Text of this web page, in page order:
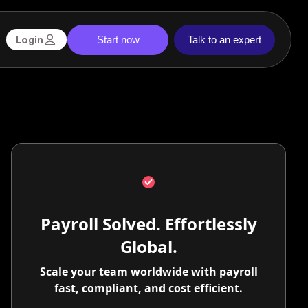
Login Start now Talk to an expert
Payroll Solved. Effortlessly
Global.
Scale your team worldwide with payroll
fast, compliant, and cost efficient.